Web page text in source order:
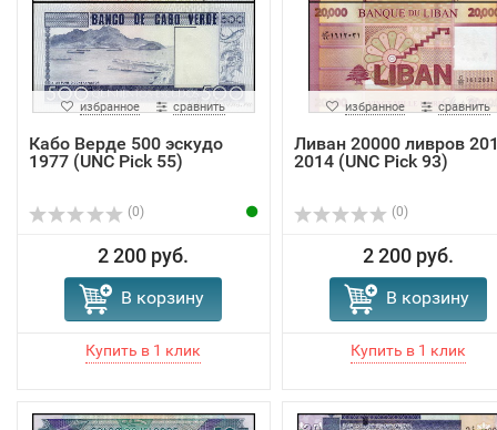
избранное сравнить
Кабо Верде 500 эскудо
1977 (UNC Pick 55)
(0)
2 200 руб.
В корзину
избранное сравнить
Ливан 20000 ливров
2014 (UNC Pick 93)
(0)
2 200 руб.
В корзину